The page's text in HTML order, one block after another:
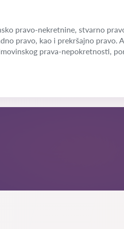
pravo-nekretnine, stvarno
pravo, kao i prekršajno pravo.
prava-nepokretnosti,